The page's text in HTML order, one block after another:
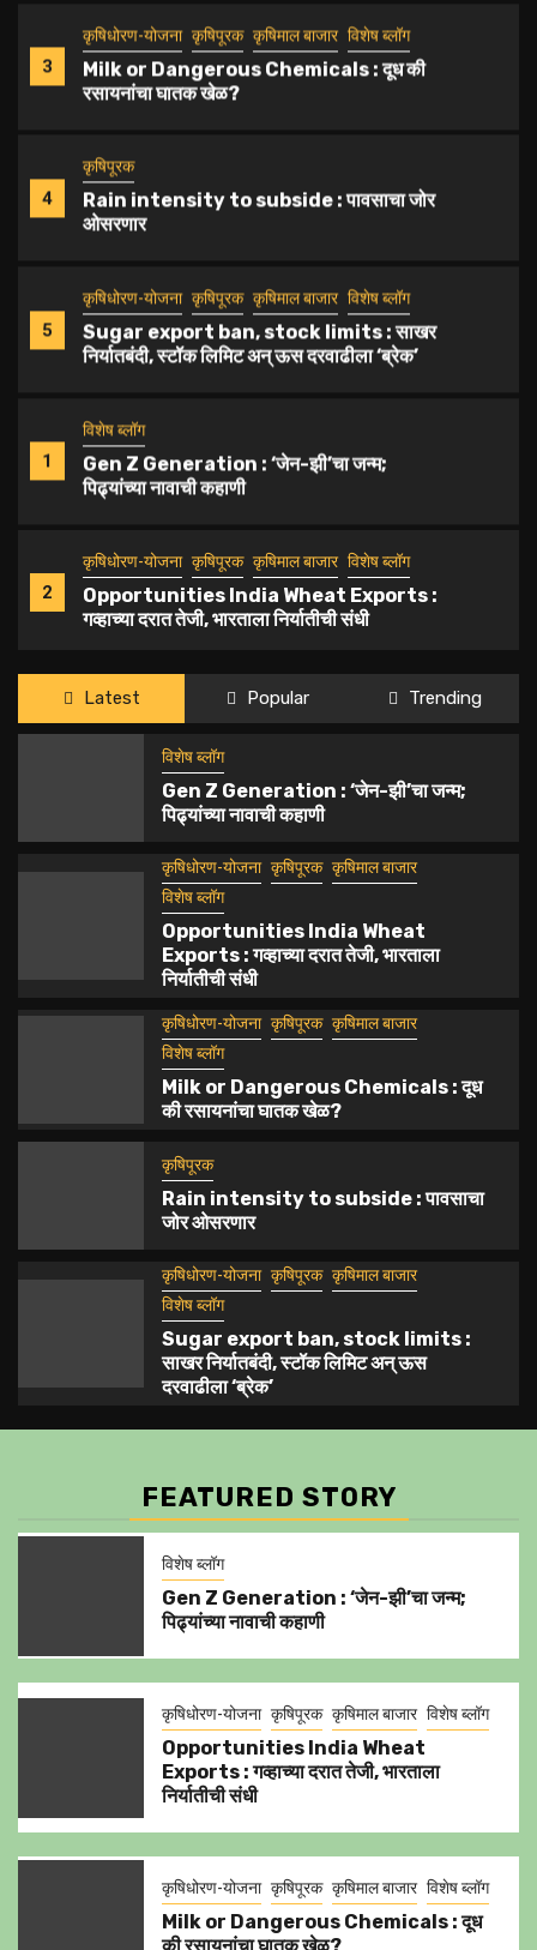
3
कृषिधोरण-योजना कृषिपूरक कृषिमाल बाजार विशेष ब्लॉग
Milk or Dangerous Chemicals : दूध की
रसायनांचा घातक खेळ?
4
कृषिपूरक
Rain intensity to subside : पावसाचा जोर
ओसरणार
5
कृषिधोरण-योजना कृषिपूरक कृषिमाल बाजार विशेष ब्लॉग
Sugar export ban, stock limits : साखर
निर्यातबंदी, स्टॉक लिमिट अन् ऊस दरवाढीला ‘ब्रेक’
1
विशेष ब्लॉग
Gen Z Generation : ‘जेन-झी’चा जन्म;
पिढ्यांच्या नावाची कहाणी
2
कृषिधोरण-योजना कृषिपूरक कृषिमाल बाजार विशेष ब्लॉग
Opportunities India Wheat Exports :
गव्हाच्या दरात तेजी, भारताला निर्यातीची संधी
3
कृषिधोरण-योजना कृषिपूरक कृषिमाल बाजार विशेष ब्लॉग
Milk or Dangerous Chemicals : दूध की
रसायनांचा घातक खेळ?
Rain intensity to subside : पावसाचा जोर
कृषिधोरण-योजना कृषिपूरक कृषिमाल बाजार विशेष ब्लॉग
Sugar export ban, stock limits : साखर
निर्यातबंदी, स्टॉक लिमिट अन् ऊस दरवाढीला ‘ब्रेक’
Latest Popular Trending
विशेष ब्लॉग
Gen Z Generation : ‘जेन-झी’चा जन्म;
पिढ्यांच्या नावाची कहाणी
कृषिधोरण-योजना कृषिपूरक कृषिमाल बाजार
विशेष ब्लॉग
Opportunities India Wheat
Exports : गव्हाच्या दरात तेजी, भारताला
निर्यातीची संधी
कृषिधोरण-योजना कृषिपूरक कृषिमाल बाजार
विशेष ब्लॉग
Milk or Dangerous Chemicals : दूध
की रसायनांचा घातक खेळ?
कृषिपूरक
Rain intensity to subside : पावसाचा
जोर ओसरणार
कृषिधोरण-योजना कृषिपूरक कृषिमाल बाजार
विशेष ब्लॉग
Sugar export ban, stock limits :
साखर निर्यातबंदी, स्टॉक लिमिट अन् ऊस
दरवाढीला ‘ब्रेक’
FEATURED STORY
विशेष ब्लॉग
Gen Z Generation : ‘जेन-झी’चा जन्म;
पिढ्यांच्या नावाची कहाणी
कृषिधोरण-योजना कृषिपूरक कृषिमाल बाजार विशेष ब्लॉग
Opportunities India Wheat
Exports : गव्हाच्या दरात तेजी, भारताला
निर्यातीची संधी
कृषिधोरण-योजना कृषिपूरक कृषिमाल बाजार विशेष ब्लॉग
Milk or Dangerous Chemicals : दूध